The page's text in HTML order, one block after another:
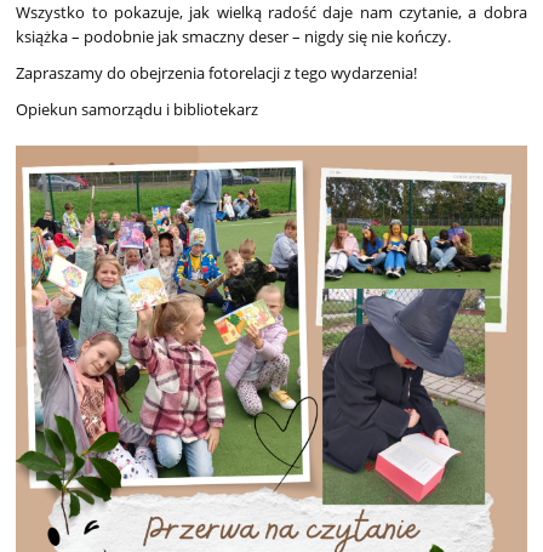
Wszystko to pokazuje, jak wielką radość daje nam czytanie, a dobra
książka – podobnie jak smaczny deser – nigdy się nie kończy.
Zapraszamy do obejrzenia fotorelacji z tego wydarzenia!
Opiekun samorządu i bibliotekarz